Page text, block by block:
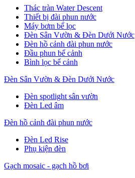
Thác tràn Water Descent
Thiết bị đài phun nước
Máy bơm bể lọc
Đèn Sân Vườn & Đèn Dưới Nước
Đèn hồ cảnh đài phun nước
Đầu phun bể cảnh
Bình lọc bể cảnh
Đèn Sân Vườn & Đèn Dưới Nước
Đèn spotlight sân vườn
Đèn Led âm
Đèn hồ cảnh đài phun nước
Đèn Led Rise
Phụ kiện đèn
Gạch mosaic - gạch hồ bơi